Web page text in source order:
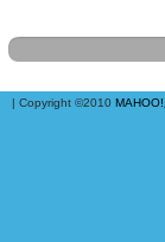
| Copyright ©2010